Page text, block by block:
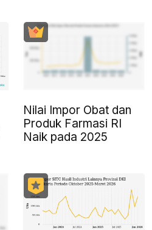
Nilai Impor Obat dan
Produk Farmasi RI
Naik pada 2025